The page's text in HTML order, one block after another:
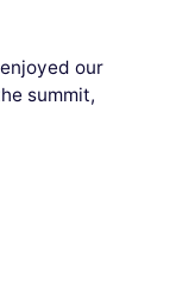
our
summit,